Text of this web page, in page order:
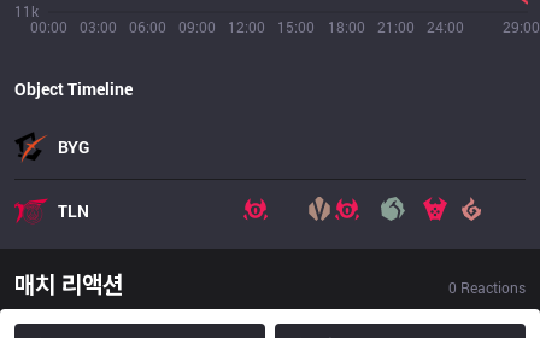
00:00 03:00 06:00 09:00 12:00 15:00 18:00 21:00 24:00 29:00
11k
Object Timeline
BYG
TLN
매치 리액션 0 Reactions